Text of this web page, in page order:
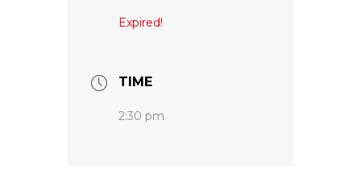
Expired!
TIME
2:30 pm